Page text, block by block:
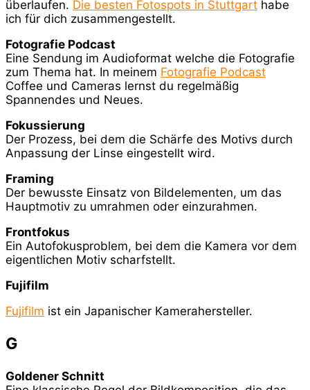
überlaufen. Die besten Fotospots in Stuttgart habe
ich für dich zusammengestellt.
Fotografie Podcast
Eine Sendung im Audioformat welche die Fotografie
zum Thema hat. In meinem Fotografie Podcast
Coffee und Cameras lernst du regelmäßig
Spannendes und Neues.
Fokussierung
Der Prozess, bei dem die Schärfe des Motivs durch
Anpassung der Linse eingestellt wird.
Framing
Der bewusste Einsatz von Bildelementen, um das
Hauptmotiv zu umrahmen oder einzurahmen.
Frontfokus
Ein Autofokusproblem, bei dem die Kamera vor dem
eigentlichen Motiv scharfstellt.
Fujifilm
Fujifilm ist ein Japanischer Kamerahersteller.
G
Goldener Schnitt